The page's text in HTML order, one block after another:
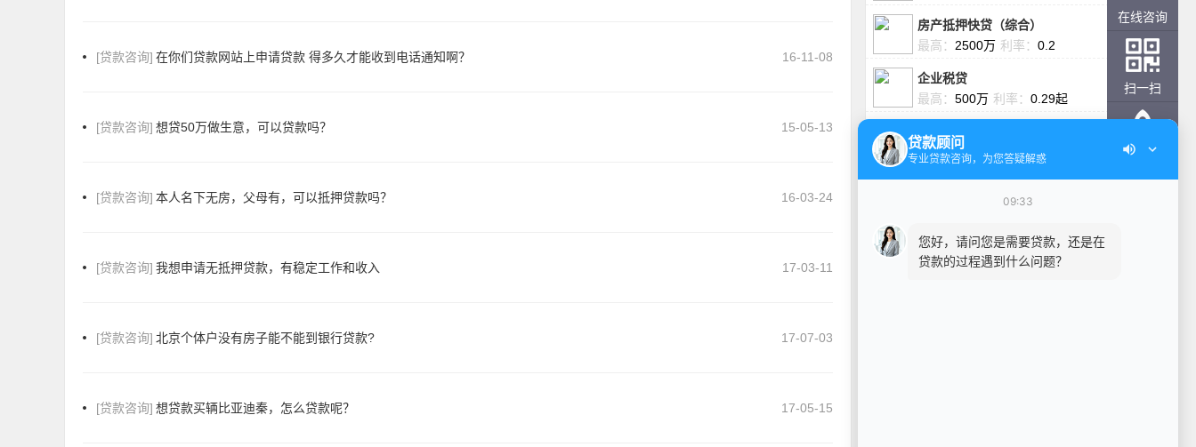
[贷款咨询] 在你们贷款网站上申请贷款 得多久才能收到电话通知啊？ 16-11-08
[贷款咨询] 想贷50万做生意，可以贷款吗？ 15-05-13
[贷款咨询] 本人名下无房，父母有，可以抵押贷款吗？ 16-03-24
[贷款咨询] 我想申请无抵押贷款，有稳定工作和收入 17-03-11
[贷款咨询] 北京个体户没有房子能不能到银行贷款? 17-07-03
[贷款咨询] 想贷款买辆比亚迪秦，怎么贷款呢？ 17-05-15
房产抵押快贷（综合）
最高： 2500万 利率： 0.2
企业税贷
最高： 500万 利率： 0.29起
常用计算器
帮我推荐 我能贷多少
在线咨询
扫一扫
返回顶部
贷款顾问
专业贷款咨询，为您答疑解惑
09:33
您好，请问您是需要贷款，还是在
贷款的过程遇到什么问题？